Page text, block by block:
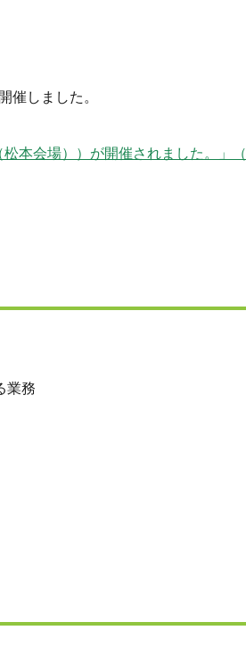
催しました。
本会場））が開催されました。」
業務